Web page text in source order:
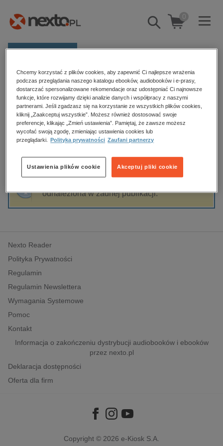
Pokaż/schowaj
wyszukiwarkę
0
Kategorie
Zobacz wszystkie E-prasa
budownictwo, aranżacja wnętrz
biznesowe, branżowe, gospodarka
dzienniki
edukacja
hobby, sport, rozrywka
komputery, internet, technologie, informatyka
polityka, społeczno-informacyjne
psychologiczne
inne
popularno-naukowe
historia
Strona główna Melissa Da Costa
Melissa Da Costa
Sortowanie Filtrowanie
odnaleziona w żadnej publikacji.
Nexto Reader
Polityka Prywatności
Regulamin
Regulamin Newslettera
Wymagania Systemowe
Pomoc
Kontakt
Informacja o zakończeniu dystrybucji audiobooków i ebooków
przez nexto.pl
Deklaracja dostępności
Oferta dla firm
Copyright © 2026 e-Kiosk S.A.
Chcemy korzystać z plików cookies, aby zapewnić Ci najlepsze wrażenia
podczas przeglądania naszego katalogu ebooków, audiobooków i e-prasy,
dostarczać spersonalizowane rekomendacje oraz udostępniać Ci najnowsze
funkcje, które rozwijamy dzięki analizie danych i współpracy z naszymi
partnerami. Jeśli zgadzasz się na korzystanie ze wszystkich plików cookies,
kliknij „Zaakceptuj wszystkie”. Możesz również dostosować swoje
preferencje, klikając „Zmień ustawienia”. Pamiętaj, że zawsze możesz
wycofać swoją zgodę, zmieniając ustawienia cookies lub
przeglądarki.
Polityka prywatności Zaufani partnerzy
Akceptuj pliki cookie
Ustawienia plików cookie